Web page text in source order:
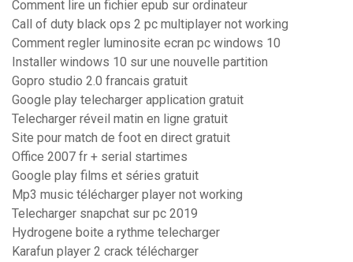
Comment lire un fichier epub sur ordinateur
Call of duty black ops 2 pc multiplayer not working
Comment regler luminosite ecran pc windows 10
Installer windows 10 sur une nouvelle partition
Gopro studio 2.0 francais gratuit
Google play telecharger application gratuit
Telecharger réveil matin en ligne gratuit
Site pour match de foot en direct gratuit
Office 2007 fr + serial startimes
Google play films et séries gratuit
Mp3 music télécharger player not working
Telecharger snapchat sur pc 2019
Hydrogene boite a rythme telecharger
Karafun player 2 crack télécharger